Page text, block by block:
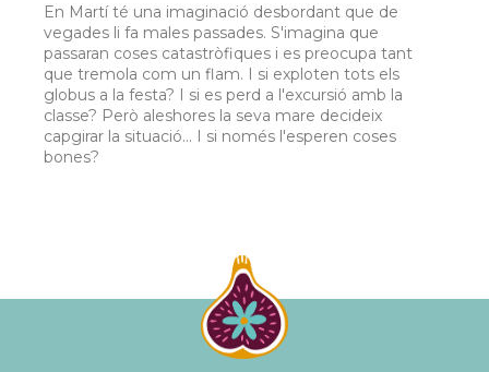
En Martí té una imaginació desbordant que de
vegades li fa males passades. S'imagina que
passaran coses catastròfiques i es preocupa tant
que tremola com un flam. I si exploten tots els
globus a la festa? I si es perd a l'excursió amb la
classe? Però aleshores la seva mare decideix
capgirar la situació... I si només l'esperen coses
bones?